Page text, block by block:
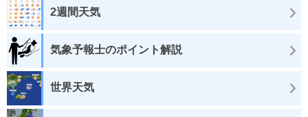
2週間天気
気象予報士のポイント解説
世界天気